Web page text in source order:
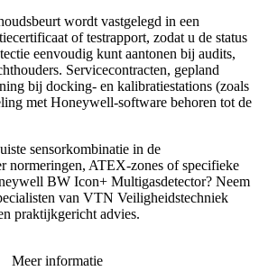
wordt vastgelegd in een
of testrapport, zodat u de status
eenvoudig kunt aantonen bij audits,
Servicecontracten, gepland
bij docking- en kalibratiestations (zoals
met Honeywell-software behoren tot de
sensorkombinatie in de
normeringen, ATEX-zones of specifieke
BW Icon+ Multigasdetector? Neem
van VTN Veiligheidstechniek
praktijkgericht advies.
Meer informatie